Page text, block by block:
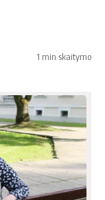
1 min skaitymo